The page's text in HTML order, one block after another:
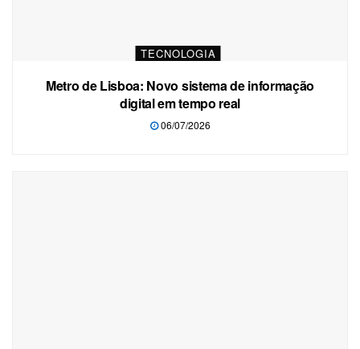
TECNOLOGIA
Metro de Lisboa: Novo sistema de informação
digital em tempo real
06/07/2026